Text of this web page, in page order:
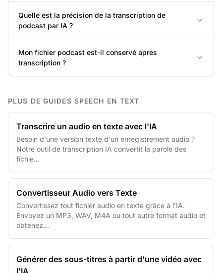
Quelle est la précision de la transcription de
podcast par IA ?
Mon fichier podcast est-il conservé après
transcription ?
PLUS DE GUIDES SPEECH EN TEXT
Transcrire un audio en texte avec l'IA
Besoin d'une version texte d'un enregistrement audio ?
Notre outil de transcription IA convertit la parole des
fichie...
Convertisseur Audio vers Texte
Convertissez tout fichier audio en texte grâce à l'IA.
Envoyez un MP3, WAV, M4A ou tout autre format audio et
obtenez...
Générer des sous-titres à partir d'une vidéo avec
l'IA